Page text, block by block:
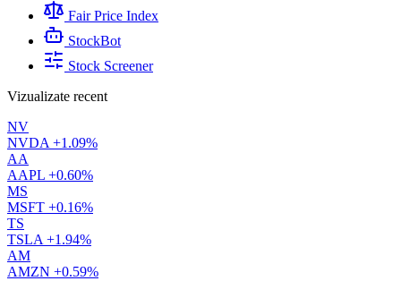
Fair Price Index
StockBot
Stock Screener
Vizualizate recent
NV
NVDA +1.09%
AA
AAPL +0.60%
MS
MSFT +0.16%
TS
TSLA +1.94%
AM
AMZN +0.59%